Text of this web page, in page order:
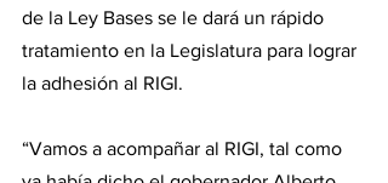
de la Ley Bases se le dará un rápido
tratamiento en la Legislatura para lograr
la adhesión al RIGI.
“Vamos a acompañar al RIGI, tal como